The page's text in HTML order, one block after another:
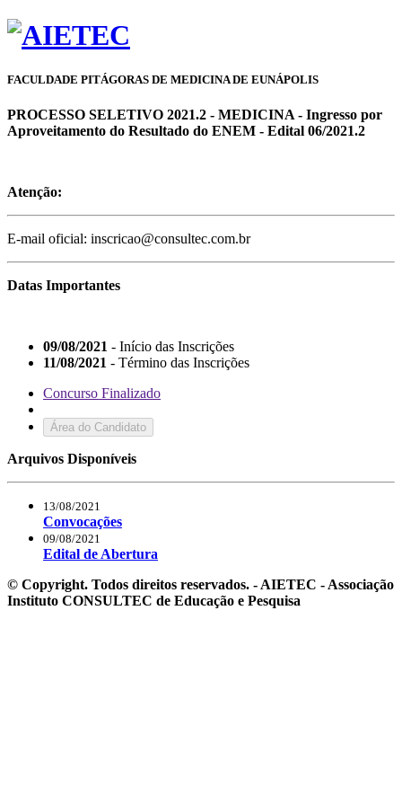
FACULDADE PITÁGORAS DE MEDICINA DE EUNÁPOLIS
PROCESSO SELETIVO 2021.2 - MEDICINA - Ingresso por
Aproveitamento do Resultado do ENEM - Edital 06/2021.2
Atenção:
E-mail oficial: inscricao@consultec.com.br
Datas Importantes
09/08/2021 - Início das Inscrições
11/08/2021 - Término das Inscrições
Concurso Finalizado
Área do Candidato
Arquivos Disponíveis
13/08/2021
Convocações
09/08/2021
Edital de Abertura
© Copyright. Todos direitos reservados. - AIETEC - Associação
Instituto CONSULTEC de Educação e Pesquisa